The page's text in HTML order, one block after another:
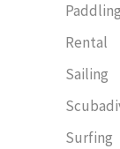
Paddling
Rental
Sailing
Surfing